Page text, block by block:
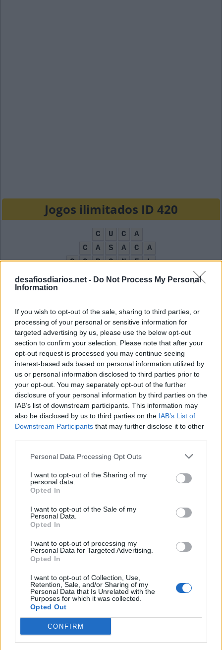
desafiosdiarios.net - Do Not Process My Personal
Information
If you wish to opt-out of the sale, sharing to third parties, or
processing of your personal or sensitive information for
targeted advertising by us, please use the below opt-out
section to confirm your selection. Please note that after your
opt-out request is processed you may continue seeing
interest-based ads based on personal information utilized by
us or personal information disclosed to third parties prior to
your opt-out. You may separately opt-out of the further
disclosure of your personal information by third parties on the
IAB’s list of downstream participants. This information may
also be disclosed by us to third parties on the IAB’s List of
Downstream Participants that may further disclose it to other
Personal Data Processing Opt Outs
I want to opt-out of the Sharing of my
personal data.
Opted In
I want to opt-out of the Sale of my
Personal Data.
Opted In
I want to opt-out of processing my
Personal Data for Targeted Advertising.
Opted In
I want to opt-out of Collection, Use,
Retention, Sale, and/or Sharing of my
Personal Data that Is Unrelated with the
Purposes for which it was collected.
Opted Out
CONFIRM
Jogos ilimitados ID 420
C U C
A
C
A S A C
A
C
O R O N E
L
A
L A E N
D
José __, o lutador mais forte que o mundo:
A
L D
O
Mestre-__, cozinheiro com grande habilidade:
C
U C
A
Antiga e tradicional casa de shows no RJ:
C
A N E C Ã
O
In the __, hit do Linkin Park (ing.):
N
D
V
E
Emprego, utilização:
S
O
Jogador de basquete que joga nos cantos da quadra
L
A
Gary, o bicho de estimação de Bob Esponja, é um
C
A R A C O
L